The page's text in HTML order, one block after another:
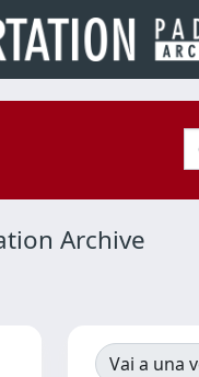
Archive
Vai a una